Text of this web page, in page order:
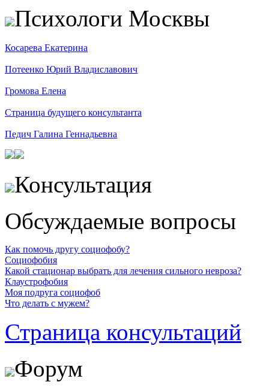
Психологи Москвы
Косарева Екатерина
Потеенко Юрий Владиславович
Громова Елена
Страница будущего консультанта
Педич Галина Геннадьевна
Консультация
Обсуждаемые вопросы
Как помочь другу социофобу?
Социофобия
Какой стационар выбрать для лечения сильного невроза?
Клаустрофобия
Моя подруга социофоб
Что делать с мужем?
Страница консультаций
Форум